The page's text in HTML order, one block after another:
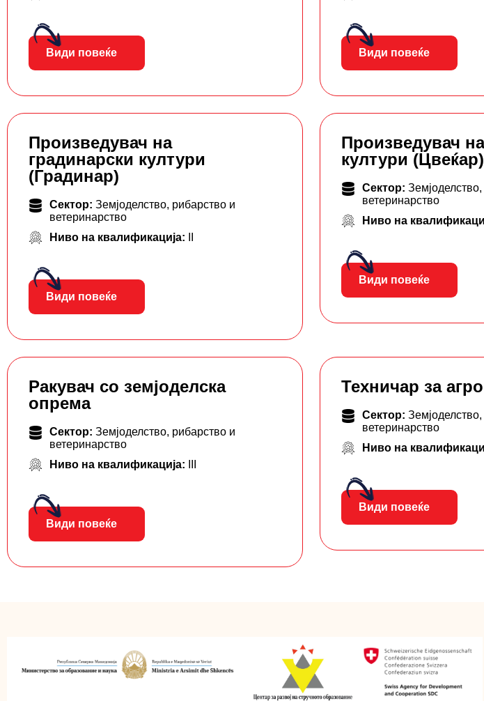
Види повеќе Види повеќе
Произведувач на
градинарски култури
(Градинар)
Сектор: Земјоделство, рибарство и
ветеринарство
Ниво на квалификација:
Види повеќе
Произведувач
култури (Цвеќар)
Сектор:
ветеринарство
Ниво на
Види повеќе
Ракувач со земјоделска
опрема
Сектор: Земјоделство, рибарство и
ветеринарство
Ниво на квалификација:
Види повеќе
Техничар за
Сектор:
ветеринарство
Ниво на
Види повеќе